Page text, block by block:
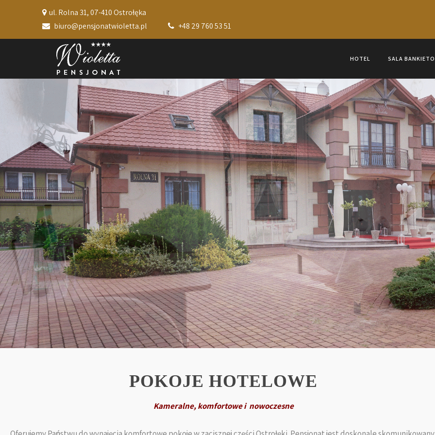
ul. Rolna 31, 07-410 Ostrołęka
biuro@pensjonatwioletta.pl
+48 29 760 53 51
HOTEL SALA
POKOJE HOTELOWE
Kameralne, komfortowe i nowoczesne